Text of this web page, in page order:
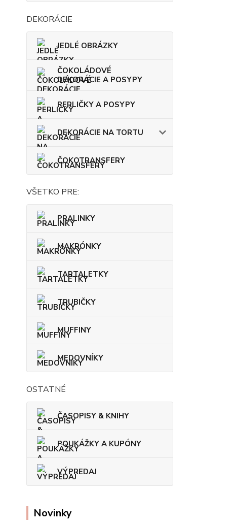
DEKORÁCIE
JEDLÉ OBRÁZKY
ČOKOLÁDOVÉ
DEKORÁCIE A POSYPY
PERLIČKY A POSYPY
DEKORÁCIE NA TORTU
ČOKOTRANSFERY
VŠETKO PRE:
PRALINKY
MAKRÓNKY
TARTALETKY
TRUBIČKY
MUFFINY
MEDOVNÍKY
OSTATNÉ
ČASOPISY & KNIHY
POUKÁŽKY A KUPÓNY
VÝPREDAJ
Novinky